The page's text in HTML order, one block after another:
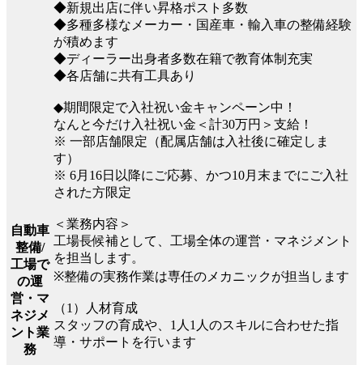
自動車
整備/
工場で
の運
営・マ
ネジメ
ント業
務
◆新規出店に伴い昇格ポスト多数
◆多種多様なメーカー・国産車・輸入車の整備経験
が積めます
◆ディーラー出身者多数在籍で教育体制充実
◆各店舗に共有工具あり
◆期間限定で入社祝い金キャンペーン中！
なんと今だけ入社祝い金＜計30万円＞支給！
※ 一部店舗限定（配属店舗は入社後に確定しま
す）
※ 6月16日以降にご応募、かつ10月末までにご入社
された方限定
＜業務内容＞
工場長候補として、工場全体の運営・マネジメント
を担当します。
※整備の実務作業は専任のメカニックが担当します
（1）人材育成
スタッフの育成や、1人1人のスキルに合わせた指
導・サポートを行います